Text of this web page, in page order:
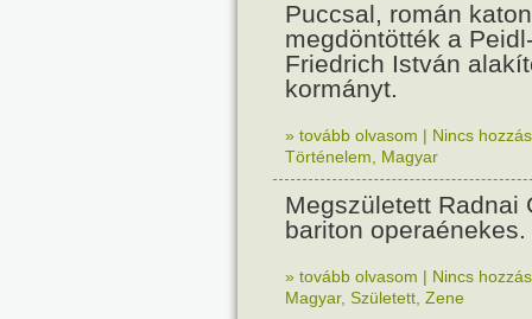
Puccsal, román
megdöntötték a
Friedrich István
kormányt.
» tovább olvasom | Nincs
Történelem
Magyar
Megszületett Radnai
bariton operaénekes.
» tovább olvasom | Nincs
Magyar, Született Zene